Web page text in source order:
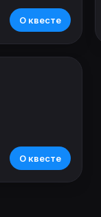
О квесте
О квесте